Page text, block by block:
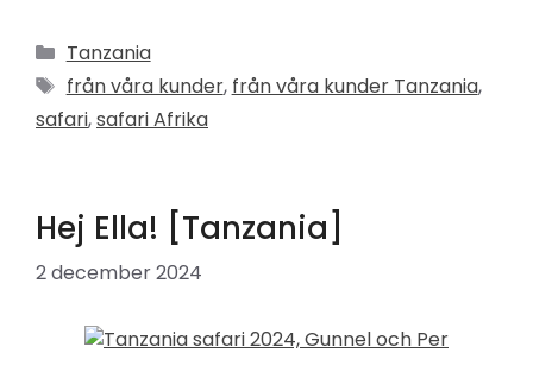
Kategorier
Tanzania
Etiketter
från våra kunder, från våra kunder Tanzania,
safari,safari Afrika
Hej Ella! [Tanzania]
2 december 2024